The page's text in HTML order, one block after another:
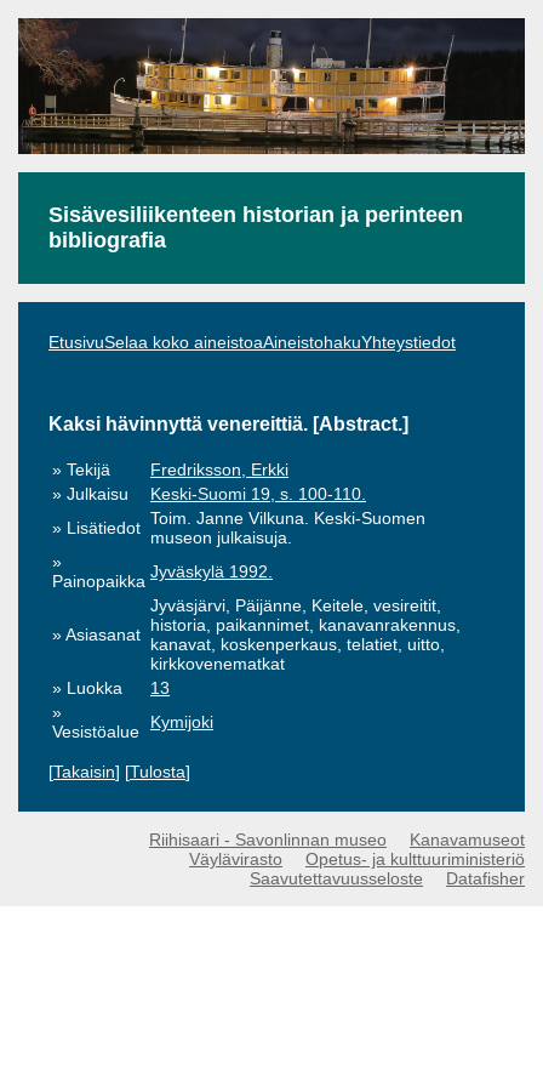
Sisävesiliikenteen historian ja perinteen
bibliografia
Kaksi hävinnyttä venereittiä. [Abstract.]
Tekijä
Fredriksson, Erkki
Julkaisu
Keski-Suomi 19, s. 100-110.
Lisätiedot Toim. Janne Vilkuna. Keski-Suomen
museon julkaisuja.
Painopaikka Jyväskylä 1992.
Asiasanat
Jyväsjärvi, Päijänne, Keitele, vesireitit,
historia, paikannimet, kanavanrakennus,
kanavat, koskenperkaus, telatiet, uitto,
kirkkovenematkat
Luokka
13
Vesistöalue Kymijoki
[Takaisin] [Tulosta]
EtusivuSelaa koko aineistoaAineistohakuYhteystiedot
Riihisaari - Savonlinnan museo
Kanavamuseot
Väylävirasto
Opetus- ja kulttuuriministeriö
Saavutettavuusseloste
Datafisher